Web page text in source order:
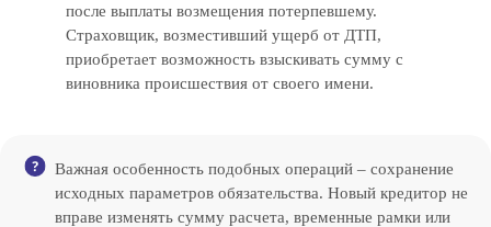
после выплаты возмещения потерпевшему.
Страховщик, возместивший ущерб от ДТП,
приобретает возможность взыскивать сумму с
виновника происшествия от своего имени.
Важная особенность подобных операций – сохранение
исходных параметров обязательства. Новый кредитор не
вправе изменять сумму расчета, временные рамки или